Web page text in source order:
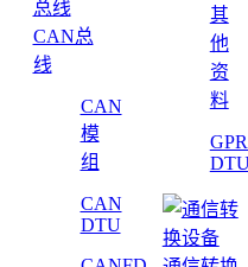
CAN总
线
CAN
模
组
CAN
DTU
其
他
资
料